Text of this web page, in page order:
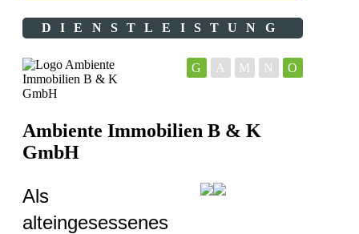
DIENSTLEISTUNG
O
N
M
A
G
Ambiente Immobilien B & K
GmbH
Als
alteingesessenes